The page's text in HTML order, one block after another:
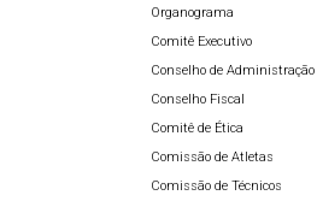
Organograma
Comitê Executivo
Conselho de Administração
Conselho Fiscal
Comitê de Ética
Comissão de Atletas
Comissão de Técnicos